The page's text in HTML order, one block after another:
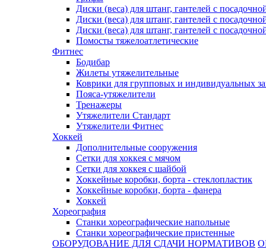
Диски (веса) для штанг, гантелей с
Диски (веса) для штанг, гантелей с
Диски (веса) для штанг, гантелей с
Помосты тяжелоатлетические
Фитнес
Бодибар
Жилеты утяжелительные
Коврики для групповых и индивидуальных
Пояса-утяжелители
Тренажеры
Утяжелители Стандарт
Утяжелители Фитнес
Хоккей
Дополнительные сооружения
Сетки для хоккея с мячом
Сетки для хоккея с шайбой
Хоккейные коробки, борта - стеклопластик
Хоккейные коробки, борта - фанера
Хоккей
Хореография
Станки хореографические напольные
Станки хореографические пристенные
ОБОРУДОВАНИЕ ДЛЯ СДАЧИ НОРМАТИВОВ